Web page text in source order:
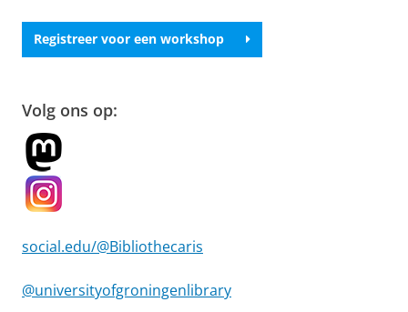
Registreer voor een workshop
Volg ons op:
social.edu/@Bibliothecaris
@universityofgroningenlibrary